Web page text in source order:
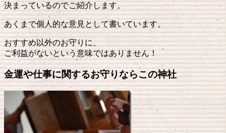
決まっているのでご紹介します。
あくまで個人的な意見として書いています。
おすすめ以外のお守りに、
ご利益がないという意味ではありません！
金運や仕事に関するお守りならこの神社